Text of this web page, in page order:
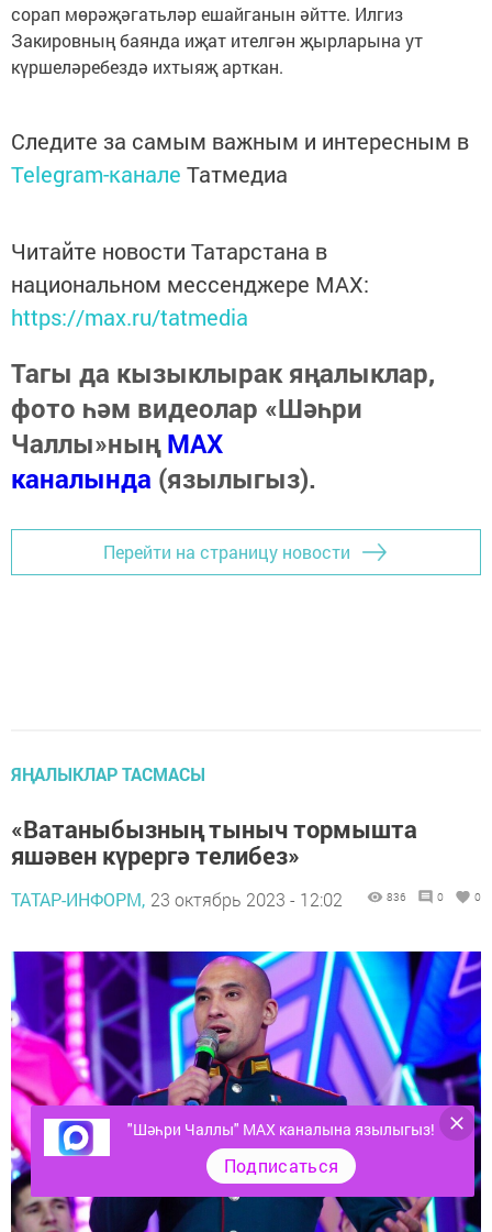
сорап мөрәҗәгатьләр ешайганын әйтте. Илгиз
Закировның баянда иҗат ителгән җырларына ут
күршеләребездә ихтыяҗ арткан.
Следите за самым важным и интересным в
Telegram-канале Татмедиа
Читайте новости Татарстана в
национальном мессенджере MАХ:
https://max.ru/tatmedia
Тагы да кызыклырак яңалыклар,
фото һәм видеолар «Шәһри
Чаллы»ныңMAX
каналында (язылыгыз).
Перейти на страницу новости
ЯҢАЛЫКЛАР ТАСМАСЫ
«Ватаныбызның тыныч тормышта
яшәвен күрергә телибез»
ТАТАР-ИНФОРМ, 23 октябрь 2023 - 12:02 836 0 0
"Шәһри Чаллы" MAX каналына язылыгыз!
Подписаться